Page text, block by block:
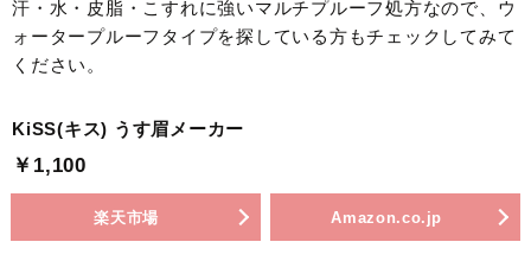
汗・水・皮脂・こすれに強いマルチプルーフ処方なので、ウ
ォータープルーフタイプを探している方もチェックしてみて
ください。
KiSS(キス) うす眉メーカー
￥1,100
楽天市場 Amazon.co.jp